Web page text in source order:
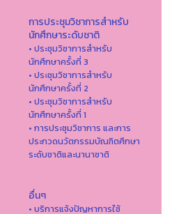
การประชุมวิชาการสำหรับ
นักศึกษาระดับชาติ
• ประชุมวิชาการสำหรับ
นักศึกษาครั้งที่ 3
• ประชุมวิชาการสำหรับ
นักศึกษาครั้งที่ 2
• ประชุมวิชาการสำหรับ
นักศึกษาครั้งที่ 1
• การประชุมวิชาการ และการ
ประกวดนวัตกรรมบัณฑิตศึกษา
ระดับชาติและนานาชาติ
อื่นๆ
• บริการแจ้งปัญหาการใ่ช้